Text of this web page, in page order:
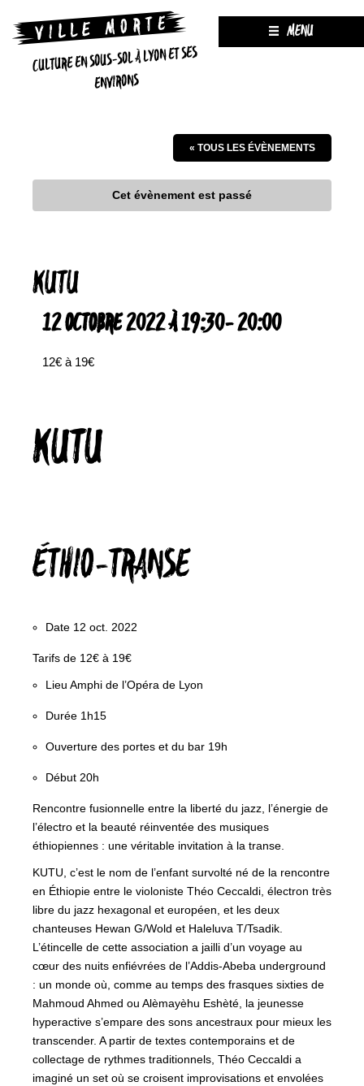
CULTURE EN SOUS-SOL À LYON ET SES
ENVIRONS
MENU
« TOUS LES ÉVÈNEMENTS
Cet évènement est passé
KUTU
12 OCTOBRE 2022 À 19:30-20:00
12€ à 19€
KUTU
ÉTHIO-TRANSE
Date 12 oct. 2022
Tarifs de 12€ à 19€
Lieu Amphi de l’Opéra de Lyon
Durée 1h15
Ouverture des portes et du bar 19h
Début 20h
Rencontre fusionnelle entre la liberté du jazz, l’énergie de
l’électro et la beauté réinventée des musiques
éthiopiennes : une véritable invitation à la transe.
KUTU, c’est le nom de l’enfant survolté né de la rencontre
en Éthiopie entre le violoniste Théo Ceccaldi, électron très
libre du jazz hexagonal et européen, et les deux
chanteuses Hewan G/Wold et Haleluva T/Tsadik.
L’étincelle de cette association a jailli d’un voyage au
cœur des nuits enfiévrées de l’Addis-Abeba underground
: un monde où, comme au temps des frasques sixties de
Mahmoud Ahmed ou Alèmayèhu Eshèté, la jeunesse
hyperactive s’empare des sons ancestraux pour mieux les
transcender. A partir de textes contemporains et de
collectage de rythmes traditionnels, Théo Ceccaldi a
imaginé un set où se croisent improvisations et envolées